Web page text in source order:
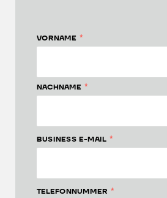
VORNAME *
NACHNAME *
BUSINESS E-MAIL *
TELEFONNUMMER *